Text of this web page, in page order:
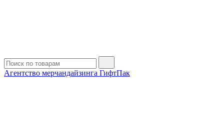
Агентство мерчандайзинга ГифтПак